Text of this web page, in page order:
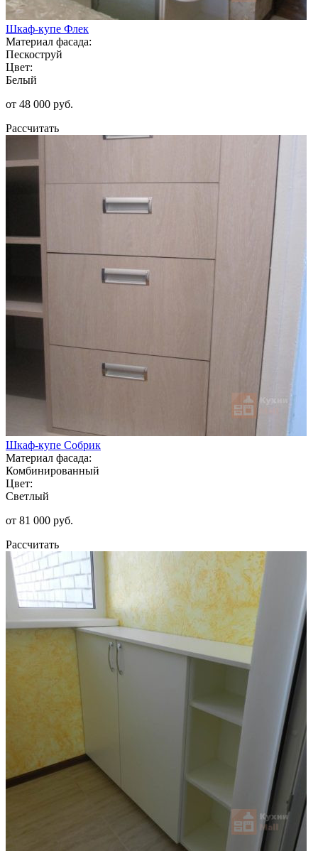
Шкаф-купе Флек
Материал фасада:
Пескоструй
Цвет:
Белый
от 48 000 руб.
Рассчитать
Шкаф-купе Собрик
Материал фасада:
Комбинированный
Цвет:
Светлый
от 81 000 руб.
Рассчитать